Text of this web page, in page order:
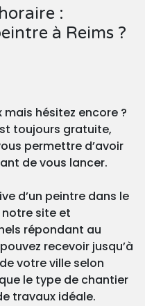
:
à Reims ?
hésitez encore ?
toujours gratuite,
permettre d’avoir
de vous lancer.
d’un peintre dans le
notre site et
répondant au
recevoir jusqu’à
votre ville selon
le type de chantier
travaux idéale.